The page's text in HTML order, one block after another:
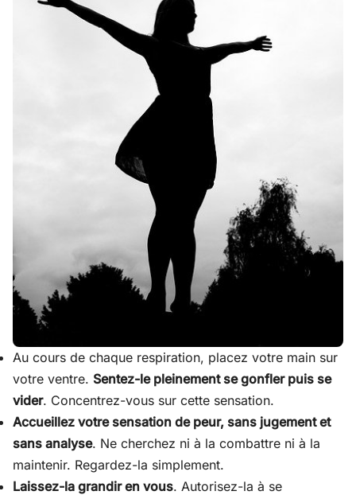
Au cours de chaque respiration, placez votre main sur
votre ventre. Sentez-le pleinement se gonfler puis se
vider. Concentrez-vous sur cette sensation.
Accueillez votre sensation de peur, sans jugement et
sans analyse. Ne cherchez ni à la combattre ni à la
maintenir. Regardez-la simplement.
Laissez-la grandir en vous. Autorisez-la à se